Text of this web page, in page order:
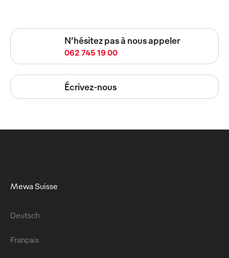
N’hésitez pas à nous appeler
062 745 19 00
Écrivez-nous
Mewa Suisse
Deutsch
Français